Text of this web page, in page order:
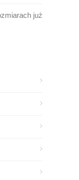
już